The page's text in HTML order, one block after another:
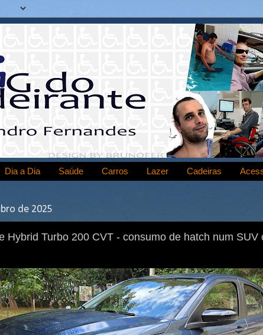
Dia a Dia Saúde Carros Lazer Cadeiras
de 2025
Hybrid Turbo 200 CVT - consumo de hatch num SUV